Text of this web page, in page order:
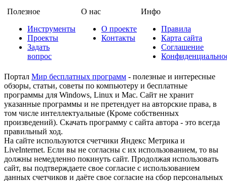
Полезное
Инструменты
Проекты
Задать
вопрос
О нас
О проекте
Контакты
Инфо
Правила
Карта сайта
Соглашение
Портал Мир бесплатных программ - полезные и интересные
обзоры, статьи, советы по компьютеру и бесплатные
программы для Windows, Linux и Mac. Сайт не хранит
указанные программы и не претендует на авторские права, в
том числе интеллектуальные (Кроме собственных
произведений). Скачать программу с сайта автора - это всегда
правильный ход.
На сайте используются счетчики Яндекс Метрика и
LiveInternet. Если вы не согласны с их использованием, то вы
должны немедленно покинуть сайт. Продолжая использовать
сайт, вы подтверждаете свое согласие с использованием
данных счетчиков и даёте свое согласие на сбор персональных